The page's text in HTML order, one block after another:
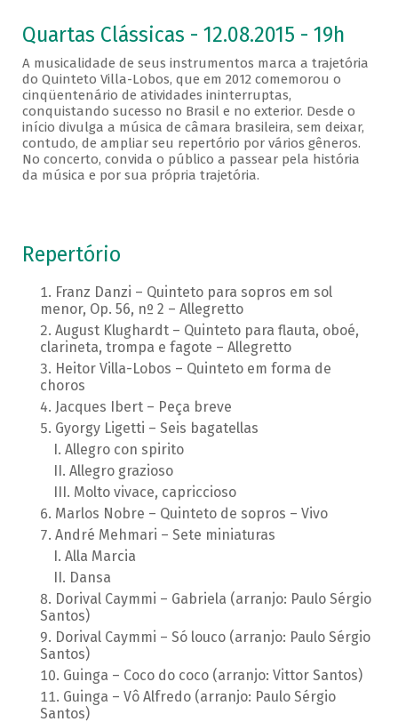
Quartas Clássicas - 12.08.2015 - 19h
A musicalidade de seus instrumentos marca a trajetória
do Quinteto Villa-Lobos, que em 2012 comemorou o
cinqüentenário de atividades ininterruptas,
conquistando sucesso no Brasil e no exterior. Desde o
início divulga a música de câmara brasileira, sem deixar,
contudo, de ampliar seu repertório por vários gêneros.
No concerto, convida o público a passear pela história
da música e por sua própria trajetória.
Repertório
Franz Danzi – Quinteto para sopros em sol
menor, Op. 56, nº 2 – Allegretto
August Klughardt – Quinteto para flauta, oboé,
clarineta, trompa e fagote – Allegretto
Heitor Villa-Lobos – Quinteto em forma de
choros
Jacques Ibert – Peça breve
Gyorgy Ligetti – Seis bagatellas
Allegro con spirito
Allegro grazioso
Molto vivace, capriccioso
Marlos Nobre – Quinteto de sopros – Vivo
André Mehmari – Sete miniaturas
Alla Marcia
Dansa
Dorival Caymmi – Gabriela (arranjo: Paulo Sérgio
Santos)
Dorival Caymmi – Só louco (arranjo: Paulo Sérgio
Santos)
Guinga – Coco do coco (arranjo: Vittor Santos)
Guinga – Vô Alfredo (arranjo: Paulo Sérgio
Santos)